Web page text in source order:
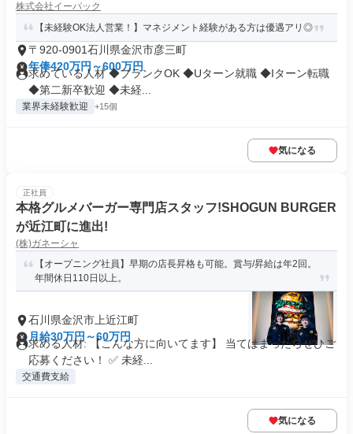
株式会社イーパック
【未経験OK法人営業！】マネジメント経験がある方は優遇アリ◎
〒920-0901石川県金沢市彦三町
年俸420万円～600万円
求めている人材 ◆ブランクOK ◆Uターン就職 ◆Iターン転職
◆第二新卒歓迎 ◆未経...
業界未経験歓迎 +15個
気になる
正社員
本格グルメバーガー専門店スタッフ!SHOGUN BURGER
が近江町に進出!
(株)ガネーシャ
【オープニング社員】早期の店長昇格も可能。賞与/昇給は年2回。
年間休日110日以上。
石川県金沢市上近江町
月給30万円～60万円
求める人材: 【こんな方に向いてます】 当てはまったらぜひご
応募ください！ ✅ 未経...
交通費支給
気になる